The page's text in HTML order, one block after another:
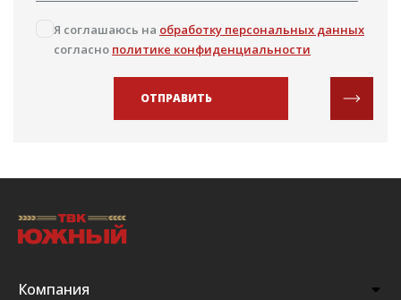
Я соглашаюсь на обработку персональных данных
согласно политике конфиденциальности
ОТПРАВИТЬ
Компания